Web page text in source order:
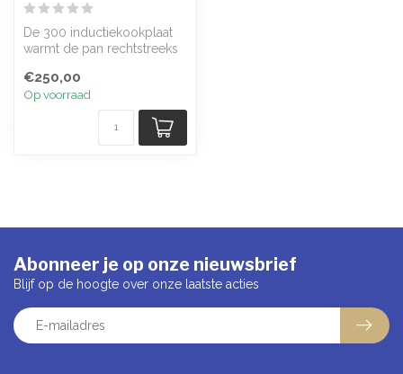
De 300 inductiekookplaat
warmt de pan rechtstreeks
nauwkeuri...
€250,00
Op voorraad
Abonneer je op onze nieuwsbrief
Blijf op de hoogte over onze laatste acties